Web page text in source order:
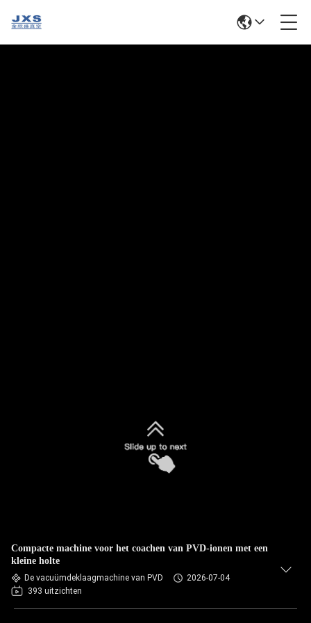
Compacte machine voor het coachen van PVD-ionen met een
kleine holte
De vacuümdeklaagmachine van PVD
2026-07-04
393 uitzichten